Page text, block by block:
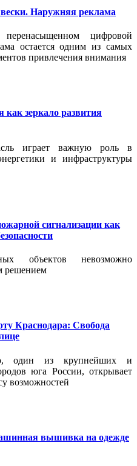
Наружняя реклама
цифровой
остается одним из самых
привлечения внимания
как зеркало развития
играет важную роль в
и инфраструктуры
сигнализации как
объектов невозможно
решением
Краснодара: Свобода
один из крупнейших и
юга России, открывает
возможностей
вышивка на одежде